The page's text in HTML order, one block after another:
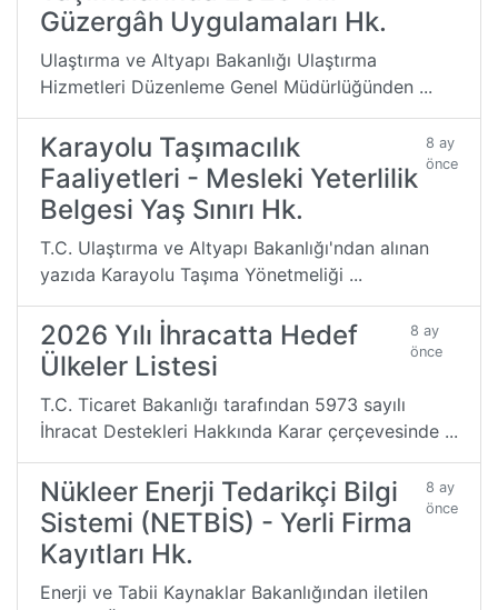
Güzergâh Uygulamaları Hk.
Ulaştırma ve Altyapı Bakanlığı Ulaştırma
Hizmetleri Düzenleme Genel Müdürlüğünden ...
Karayolu Taşımacılık
Faaliyetleri - Mesleki Yeterlilik
Belgesi Yaş Sınırı Hk.
8 ay
önce
T.C. Ulaştırma ve Altyapı Bakanlığı'ndan alınan
yazıda Karayolu Taşıma Yönetmeliği ...
2026 Yılı İhracatta Hedef
Ülkeler Listesi
8 ay
önce
T.C. Ticaret Bakanlığı tarafından 5973 sayılı
İhracat Destekleri Hakkında Karar çerçevesinde ...
Nükleer Enerji Tedarikçi Bilgi
Sistemi (NETBİS) - Yerli Firma
Kayıtları Hk.
8 ay
önce
Enerji ve Tabii Kaynaklar Bakanlığından iletilen